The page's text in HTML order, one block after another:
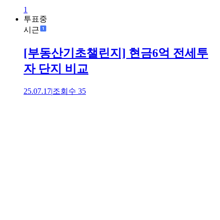
1
투표중
시근
[부동산기초챌린지] 현금6억 전세투
자 단지 비교
25.07.17|조회수 35